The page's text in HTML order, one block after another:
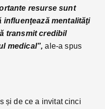
resurse sunt
influenţează mentalităţi
transmit credibil
medical”, ale-a spus
și de ce a invitat cinci